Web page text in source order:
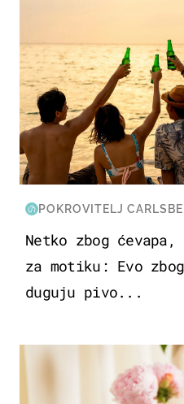
POKROVITELJ
Netko zbog
za motiku: Evo
duguju pivo...
MODA & LJEPOTA